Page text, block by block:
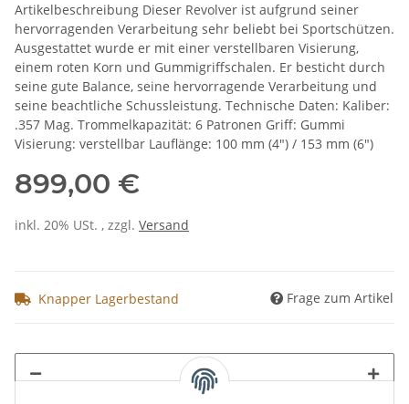
Artikelbeschreibung Dieser Revolver ist aufgrund seiner
hervorragenden Verarbeitung sehr beliebt bei Sportschützen.
Ausgestattet wurde er mit einer verstellbaren Visierung,
einem roten Korn und Gummigriffschalen. Er besticht durch
seine gute Balance, seine hervorragende Verarbeitung und
seine beachtliche Schussleistung. Technische Daten: Kaliber:
.357 Mag. Trommelkapazität: 6 Patronen Griff: Gummi
Visierung: verstellbar Lauflänge: 100 mm (4") / 153 mm (6")
899,00 €
inkl. 20% USt. , zzgl. Versand
Knapper Lagerbestand Frage zum Artikel